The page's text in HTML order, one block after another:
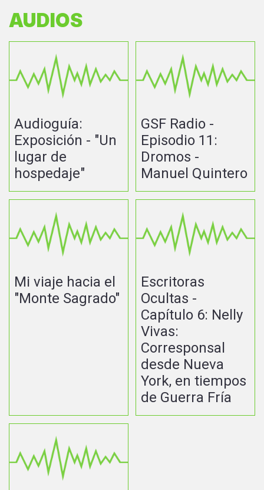
AUDIOS
Audioguía:
Exposición - "Un
lugar de
hospedaje"
GSF Radio -
Episodio 11:
Dromos -
Manuel Quintero
Mi viaje hacia el
"Monte Sagrado"
Escritoras
Ocultas -
Capítulo 6: Nelly
Vivas:
Corresponsal
desde Nueva
York, en tiempos
de Guerra Fría